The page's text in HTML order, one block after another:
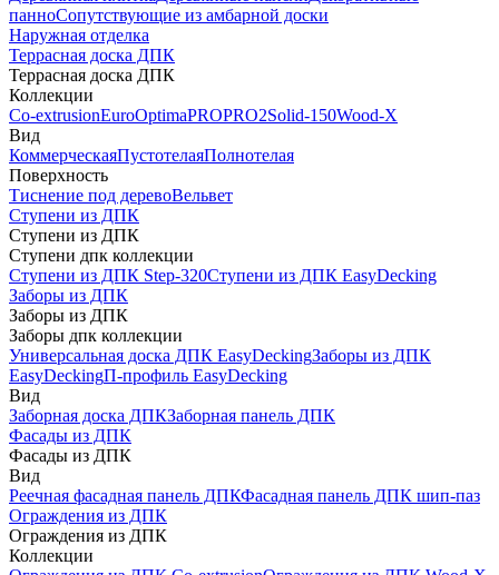
панноСопутствующие из амбарной доски
Наружная отделка
Террасная доска ДПК
Террасная доска ДПК
Коллекции
Co-extrusionEuroOptimaPROPRO2Solid-150Wood-X
Вид
КоммерческаяПустотелаяПолнотелая
Поверхность
Тиснение под деревоВельвет
Ступени из ДПК
Ступени из ДПК
Ступени дпк коллекции
Ступени из ДПК Step-320Ступени из ДПК EasyDecking
Заборы из ДПК
Заборы из ДПК
Заборы дпк коллекции
Универсальная доска ДПК EasyDeckingЗаборы из ДПК
EasyDeckingП-профиль EasyDecking
Вид
Заборная доска ДПКЗаборная панель ДПК
Фасады из ДПК
Фасады из ДПК
Вид
Реечная фасадная панель ДПКФасадная панель ДПК шип-паз
Ограждения из ДПК
Ограждения из ДПК
Коллекции